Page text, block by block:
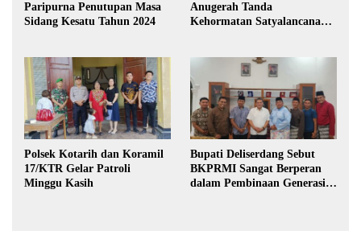
Paripurna Penutupan Masa
Sidang Kesatu Tahun 2024
Anugerah Tanda
Kehormatan Satyalancana
Polsek Kotarih dan Koramil
17/KTR Gelar Patroli
Minggu Kasih
Bupati Deliserdang Sebut
BKPRMI Sangat Berperan
dalam Pembinaan Generasi